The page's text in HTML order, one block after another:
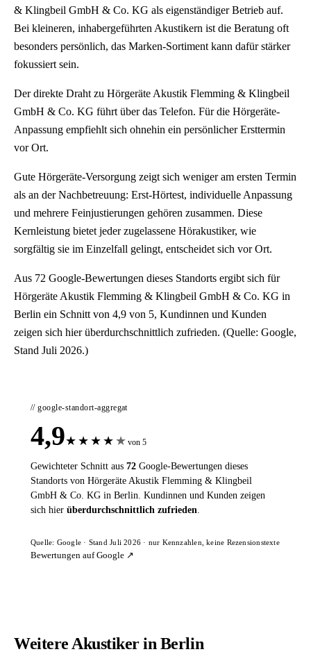
& Klingbeil GmbH & Co. KG als eigenständiger Betrieb auf.
Bei kleineren, inhabergeführten Akustikern ist die Beratung oft
besonders persönlich, das Marken-Sortiment kann dafür stärker
fokussiert sein.
Der direkte Draht zu Hörgeräte Akustik Flemming & Klingbeil
GmbH & Co. KG führt über das Telefon. Für die Hörgeräte-
Anpassung empfiehlt sich ohnehin ein persönlicher Ersttermin
vor Ort.
Gute Hörgeräte-Versorgung zeigt sich weniger am ersten Termin
als an der Nachbetreuung: Erst-Hörtest, individuelle Anpassung
und mehrere Feinjustierungen gehören zusammen. Diese
Kernleistung bietet jeder zugelassene Hörakustiker, wie
sorgfältig sie im Einzelfall gelingt, entscheidet sich vor Ort.
Aus 72 Google-Bewertungen dieses Standorts ergibt sich für
Hörgeräte Akustik Flemming & Klingbeil GmbH & Co. KG in
Berlin ein Schnitt von 4,9 von 5, Kundinnen und Kunden
zeigen sich hier überdurchschnittlich zufrieden. (Quelle: Google,
Stand Juli 2026.)
// google-standort-aggregat
4,9★ ★ ★ ★ ★ von 5
Gewichteter Schnitt aus 72 Google-Bewertungen dieses
Standorts von Hörgeräte Akustik Flemming & Klingbeil
GmbH & Co. KG in Berlin. Kundinnen und Kunden zeigen
sich hier überdurchschnittlich zufrieden.
Quelle: Google · Stand Juli 2026 · nur Kennzahlen, keine Rezensionstexte
Bewertungen auf Google ↗
Weitere Akustiker in Berlin